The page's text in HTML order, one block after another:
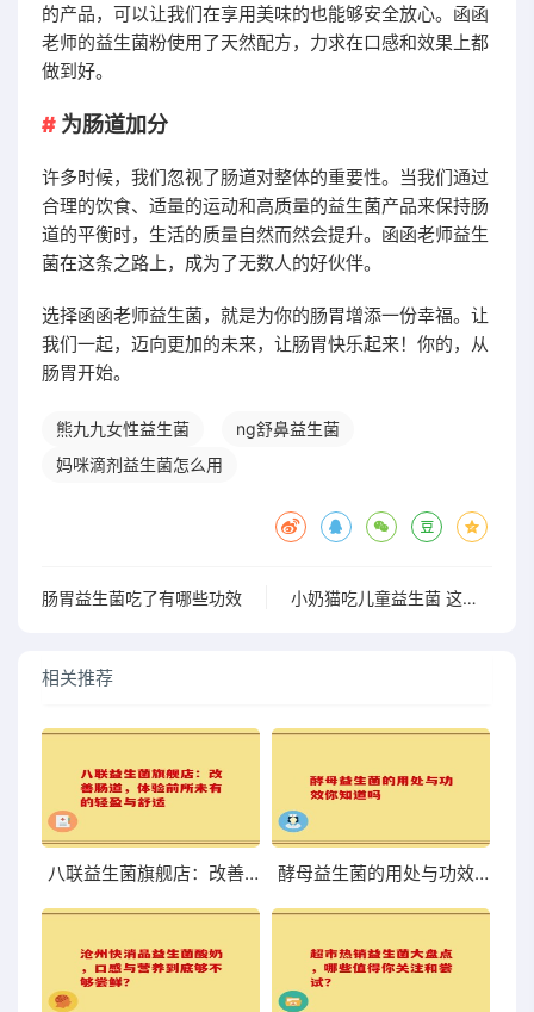
的产品，可以让我们在享用美味的也能够安全放心。函函
老师的益生菌粉使用了天然配方，力求在口感和效果上都
做到好。
为肠道加分
许多时候，我们忽视了肠道对整体的重要性。当我们通过
合理的饮食、适量的运动和高质量的益生菌产品来保持肠
道的平衡时，生活的质量自然而然会提升。函函老师益生
菌在这条之路上，成为了无数人的好伙伴。
选择函函老师益生菌，就是为你的肠胃增添一份幸福。让
我们一起，迈向更加的未来，让肠胃快乐起来！你的，从
肠胃开始。
熊九九女性益生菌
ng舒鼻益生菌
妈咪滴剂益生菌怎么用
肠胃益生菌吃了有哪些功效 小奶猫吃儿童益生菌 这样做是否合适有哪些注意事项
相关推荐
八联益生菌旗舰店：改善肠道，体验前所未有的轻盈与舒适 酵母益生菌的用处与功效你知道吗